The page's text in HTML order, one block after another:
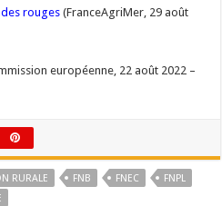
rouges (FranceAgriMer, 29 août
européenne, 22 août 2022 –
RURALE FNB FNEC
FNPL